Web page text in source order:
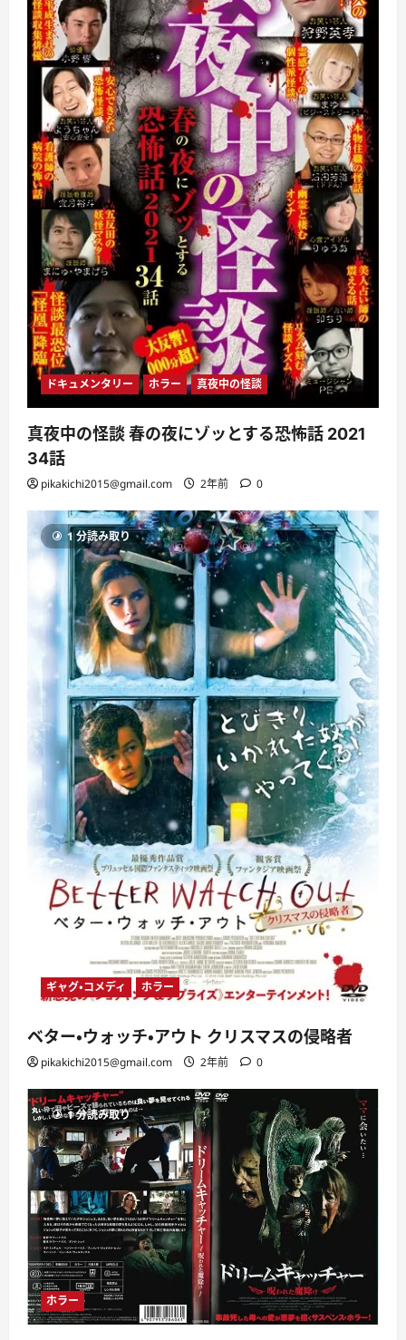
ドキュメンタリー ホラー 真夜中の怪談
真夜中の怪談 春の夜にゾッとする恐怖話 2021
34話
pikakichi2015@gmail.com 2年前 0
1 分読み取り
ギャグ・コメディ ホラー
ベター・ウォッチ・アウト クリスマスの侵略者
pikakichi2015@gmail.com 2年前 0
1 分読み取り
ホラー